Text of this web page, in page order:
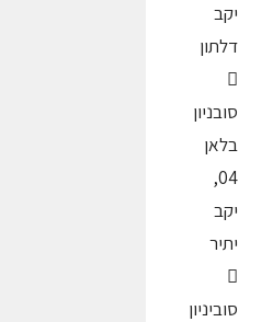
יקב
דלתון

סובניון
בלאן
04,
יקב
יתיר

סוביניון